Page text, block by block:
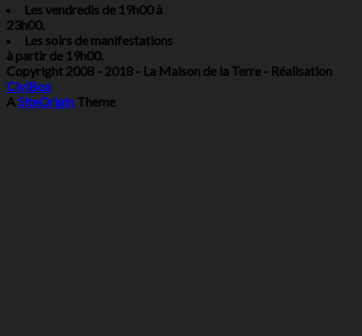
Les vendredis de 19h00 à
23h00.
Les soirs de manifestations
à partir de 19h00.
Copyright 2008 - 2018 - La Maison de la Terre - Réalisation
CiviBox
ASiteOrigin Theme